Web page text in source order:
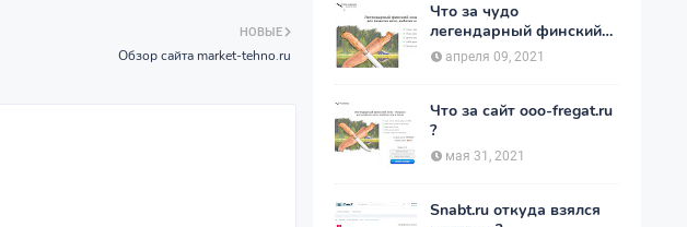
НОВЫЕ
Обзор сайта market-tehno.ru
Что за чудо
легендарный финский
нож - Пуукко ?
апреля 09, 2021
Что за сайт ooo-fregat.ru
?
мая 31, 2021
Snabt.ru откуда взялся